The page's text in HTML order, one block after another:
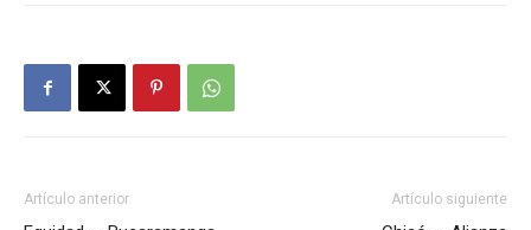
Artículo anterior Artículo siguiente